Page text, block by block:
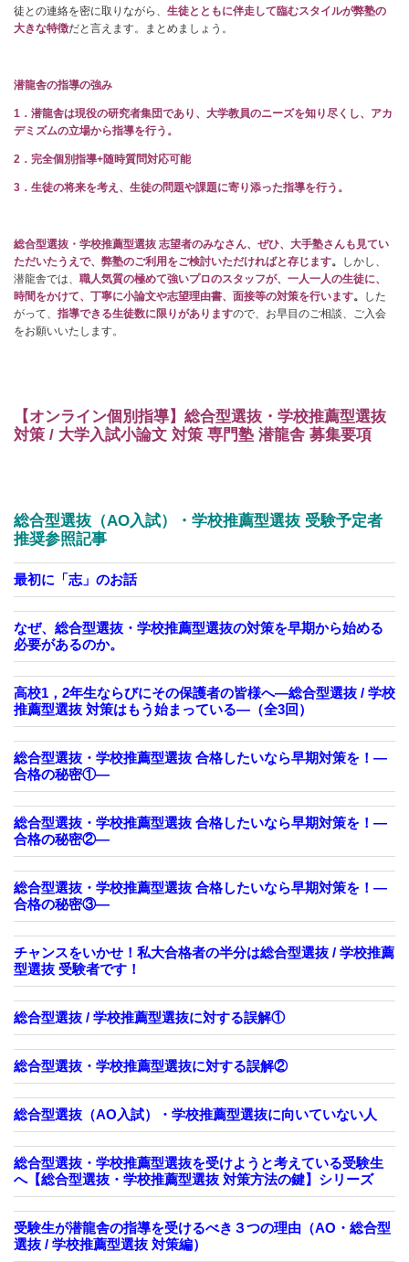
徒との連絡を密に取りながら、 生徒とともに伴走して臨むスタイルが弊塾の
大きな特徴だと言えます。まとめましょう。
潜龍舎の指導の強み
1 ．潜龍舎は現役の研究者集団であり、大学教員のニーズを知り尽くし、アカ
デミズムの立場から指導を行う。
2 ．完全個別指導+随時質問対応可能
3 ．生徒の将来を考え、生徒の問題や課題に寄り添った指導を行う。
総合型選抜・学校推薦型選抜 志望者のみなさん、ぜひ、大手塾さんも見てい
ただいたうえで、弊塾のご利用をご検討いただければと存じます。
しかし、
潜龍舎では、 職人気質の極めて強いプロのスタッフが、一人一人の生徒に、
時間をかけて、丁寧に小論文や志望理由書、面接等の対策を行います。
した
がって、 指導できる生徒数に限りがありますので、お早目のご相談、ご入会
をお願いいたします。
【オンライン個別指導】総合型選抜・学校推薦型選抜
対策 / 大学入試小論文 対策 専門塾 潜龍舎 募集要項
総合型選抜（AO入試）・学校推薦型選抜 受験予定者
推奨参照記事
最初に「志」のお話
なぜ、総合型選抜・学校推薦型選抜の対策を早期から始める
必要があるのか。
高校1，2年生ならびにその保護者の皆様へ―総合型選抜 / 学校
推薦型選抜 対策はもう始まっている―（全3回）
総合型選抜・学校推薦型選抜 合格したいなら早期対策を！—
合格の秘密①—
総合型選抜・学校推薦型選抜 合格したいなら早期対策を！—
合格の秘密②—
総合型選抜・学校推薦型選抜 合格したいなら早期対策を！—
合格の秘密③—
チャンスをいかせ！私大合格者の半分は総合型選抜 / 学校推薦
型選抜 受験者です！
総合型選抜 / 学校推薦型選抜に対する誤解①
総合型選抜・学校推薦型選抜に対する誤解②
総合型選抜（AO入試）・学校推薦型選抜に向いていない人
総合型選抜・学校推薦型選抜を受けようと考えている受験生
へ【総合型選抜・学校推薦型選抜 対策方法の鍵】シリーズ
受験生が潜龍舎の指導を受けるべき３つの理由（AO・総合型
選抜 / 学校推薦型選抜 対策編）